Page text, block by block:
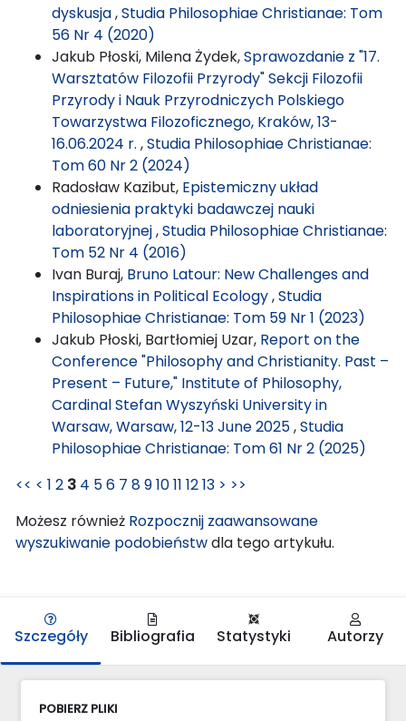
dyskusja,Studia Philosophiae Christianae: Tom
56 Nr 4 (2020)
Jakub Płoski, Milena Żydek,Sprawozdanie z "17.
Warsztatów Filozofii Przyrody" Sekcji Filozofii
Przyrody i Nauk Przyrodniczych Polskiego
Towarzystwa Filozoficznego, Kraków, 13-
16.06.2024 r. ,Studia Philosophiae Christianae:
Tom 60 Nr 2 (2024)
Radosław Kazibut, Epistemiczny układ
odniesienia praktyki badawczej nauki
laboratoryjnej,Studia Philosophiae Christianae:
Tom 52 Nr 4 (2016)
Ivan Buraj, Bruno Latour: New Challenges and
Inspirations in Political Ecology,Studia
Philosophiae Christianae: Tom 59 Nr 1 (2023)
Jakub Płoski, Bartłomiej Uzar, Report on the
Conference "Philosophy and Christianity. Past –
Present – Future," Institute of Philosophy,
Cardinal Stefan Wyszyński University in
Warsaw, Warsaw, 12-13 June 2025,Studia
Philosophiae Christianae: Tom 61 Nr 2 (2025)
<< < 1 2 3 4 56 7 891011 1213 > >>
Możesz również Rozpocznij zaawansowane
wyszukiwanie podobieństwdla tego artykułu.
Szczegóły Bibliografia Statystyki Autorzy
POBIERZ PLIKI